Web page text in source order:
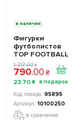
в наличии
Фигурки
футболистов
TOP FOOTBALL
STARS - Набор
The Football
Stars
Collection 1
10100250
1 317.00 ₴
790.00 ₴
23.70 ₴
95895
10100250
в сравнение